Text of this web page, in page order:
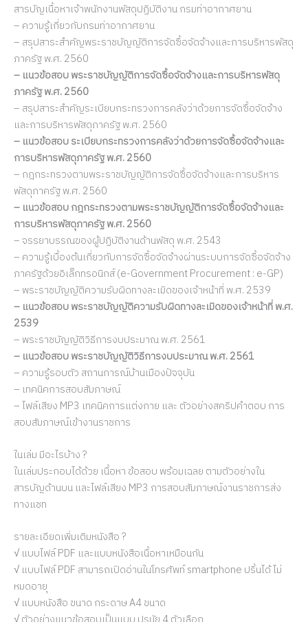
สารบัญเนื้อหาเจ้าพนักงานพัสดุปฏิบัติงาน กรมท่าอากาศยาน
– ความรู้เกี่ยวกับกรมท่าอากาศยาน
– สรุปสาระสำคัญพระราชบัญญัติการจัดซื้อจัดจ้างและการบริหารพัสดุ
ภาครัฐ พ.ศ. 2560
– แนวข้อสอบ พระราชบัญญัติการจัดซื้อจัดจ้างและการบริหารพัสดุ
ภาครัฐ พ.ศ. 2560
– สรุปสาระสำคัญระเบียบกระทรวงการคลังว่าด้วยการจัดซื้อจัดจ้าง
และการบริหารพัสดุภาครัฐ พ.ศ. 2560
– แนวข้อสอบ ระเบียบกระทรวงการคลังว่าด้วยการจัดซื้อจัดจ้างและ
การบริหารพัสดุภาครัฐ พ.ศ. 2560
– กฎกระทรวงตามพระราชบัญญัติการจัดซื้อจัดจ้างและการบริหาร
พัสดุภาครัฐ พ.ศ. 2560
– แนวข้อสอบ กฎกระทรวงตามพระราชบัญญัติการจัดซื้อจัดจ้างและ
การบริหารพัสดุภาครัฐ พ.ศ. 2560
– จรรยาบรรณของผู้ปฏิบัติงานด้านพัสดุ พ.ศ. 2543
– ความรู้เบื้องต้นเกี่ยวกับการจัดซื้อจัดจ้างผ่านระบบการจัดซื้อจัดจ้าง
ภาครัฐด้วยอิเล็กทรอนิกส์ (e-Government Procurement : e-GP)
– พระราชบัญญัติความรับผิดทางละเมิดของเจ้าหน้าที่ พ.ศ. 2539
– แนวข้อสอบ พระราชบัญญัติความรับผิดทางละเมิดของเจ้าหน้าที่ พ.ศ.
2539
– พระราชบัญญัติวิธีการงบประมาณ พ.ศ. 2561
– แนวข้อสอบ พระราชบัญญัติวิธีการงบประมาณ พ.ศ. 2561
– ความรู้รอบตัว สถานการณ์บ้านเมืองปัจจุบัน
– เทคนิคการสอบสัมภาษณ์
– ไฟล์เสียง MP3 เทคนิคการแต่งกาย และ ตัวอย่างสคริปคำตอบ การ
สอบสัมภาษณ์เข้างานราชการ
ในเล่ม มีอะไรบ้าง ?
ในเล่มประกอบได้ด้วย เนื้อหา ข้อสอบ พร้อมเฉลย ตามตัวอย่างใน
สารบัญด้านบน และไฟล์เสียง MP3 การสอบสัมภาษณ์งานราชการส่ง
ทางแชท
รายละเอียดเพิ่มเติมหนังสือ ?
√ แบบไฟล์ PDF และแบบหนังสือเนื้อหาเหมือนกัน
√ แบบไฟล์ PDF สามารถเปิดอ่านในโทรศัพท์ smartphone ปริ้นได้ ไม่
หมดอายุ
√ แบบหนังสือ ขนาด กระดาษ A4 ขนาด